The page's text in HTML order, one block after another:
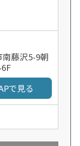
藤沢5-9朝
で見る